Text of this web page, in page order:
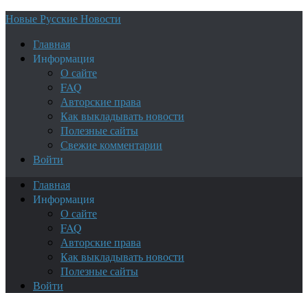
Новые Русские Новости
Главная
Информация
О сайте
FAQ
Авторские права
Как выкладывать новости
Полезные сайты
Свежие комментарии
Войти
Главная
Информация
О сайте
FAQ
Авторские права
Как выкладывать новости
Полезные сайты
Войти